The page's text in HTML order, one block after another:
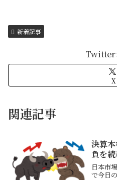
新着記事
Twitter
X
関連記事
決算
負を
日本市
で今日